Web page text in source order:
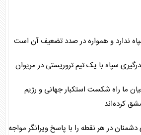
ندارد و همواره در صدد تضعیف آن است
ما راه شکست استکبار جهانی و رژیم
کرده‌اند
در هر نقطه را با پاسخ ویرانگر مواجه